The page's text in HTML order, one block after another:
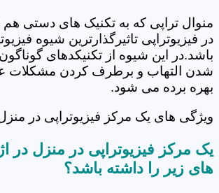
منوال تراپی که به تکنیک های دستی
در فیزیوتراپی تاثیرگذارترین شیوه
باشد.در این شیوه از تکنیکدهای
شدن التهاب و برطرف کردن مشکلات
بهره برده می شود.
ویژگی های یک مرکز فیزیوتراپی در
یک مرکز فیزیوتراپی در منزل در
های زیر را داشته باشد؟